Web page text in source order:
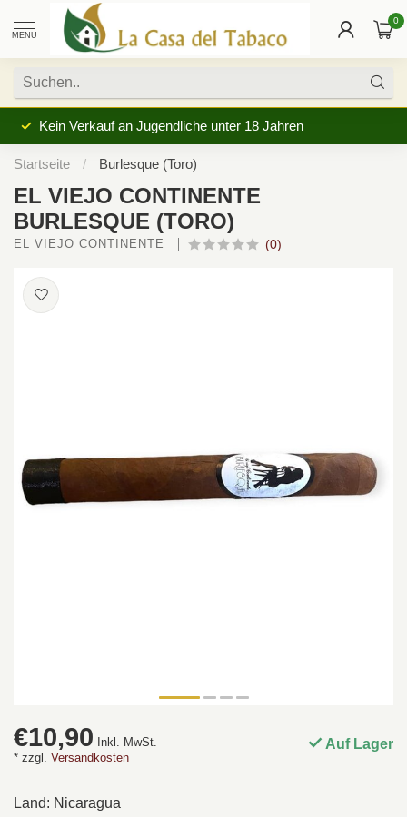
MENU
0
Kein Verkauf an Jugendliche unter 18 Jahren
Startseite / Burlesque (Toro)
EL VIEJO CONTINENTE
BURLESQUE (TORO)
EL VIEJO CONTINENTE (0)
€10,90
Inkl. MwSt.
* zzgl. Versandkosten
Auf Lager
Land: Nicaragua